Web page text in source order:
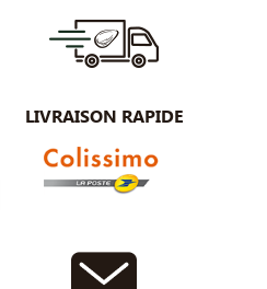
LIVRAISON RAPIDE